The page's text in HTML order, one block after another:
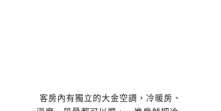
客房內有獨立的大金空調，冷暖房、